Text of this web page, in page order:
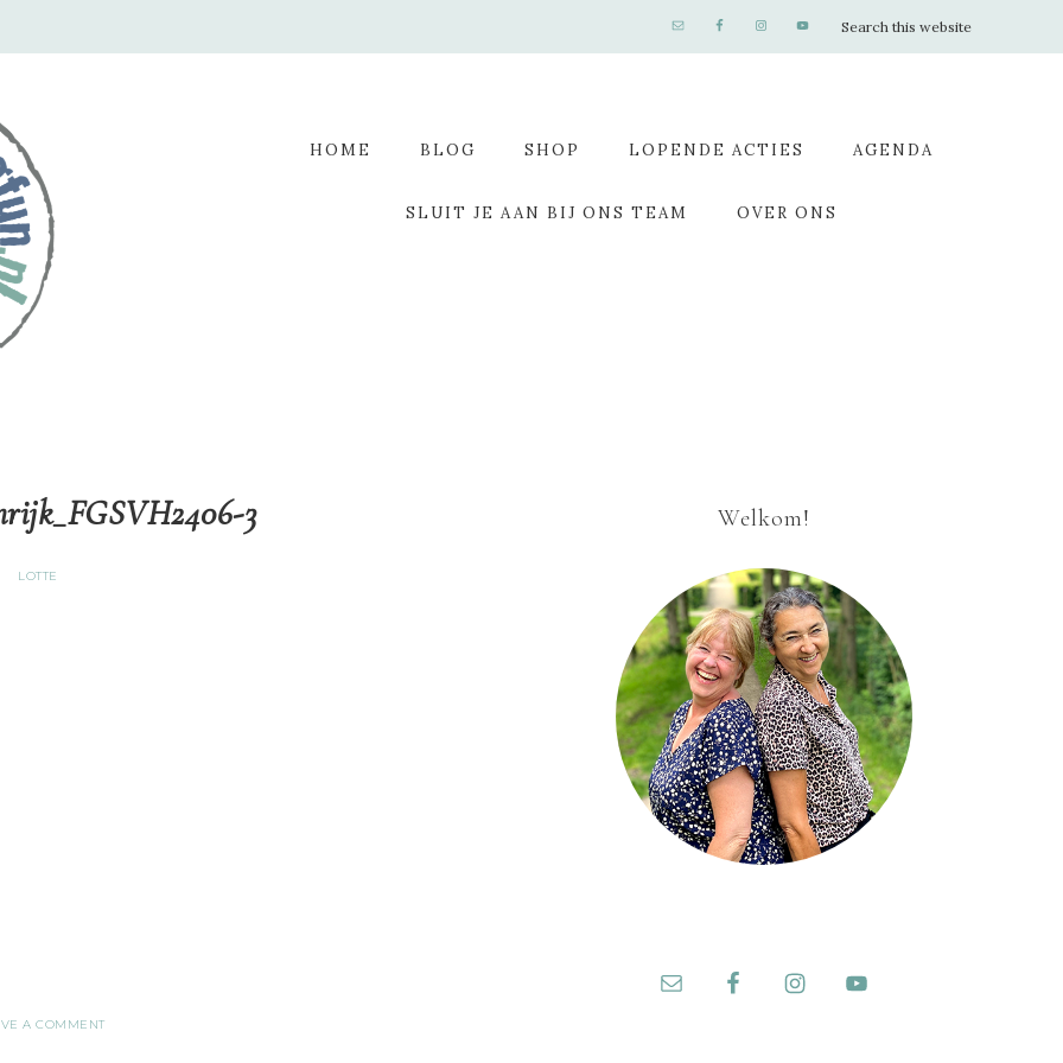
HOME BLOG SHOP LOPENDE ACTIES AGENDA
SLUIT JE AAN BIJ ONS TEAM OVER ONS
3
LOTTE
A COMMENT
Welkom!